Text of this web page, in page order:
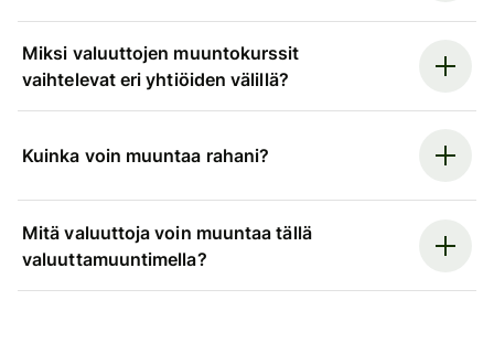
Miksi valuuttojen muuntokurssit
vaihtelevat eri yhtiöiden välillä?
Kuinka voin muuntaa rahani?
Mitä valuuttoja voin muuntaa tällä
valuuttamuuntimella?